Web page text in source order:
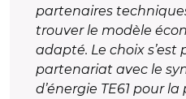
partenaires
trouver le modèle
adapté. Le choix s’est
partenariat avec le
d’énergie TE61 pour